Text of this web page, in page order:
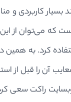
بسیار کاربردی و
که می‌توان از
کرد. به همین
آن را قبل از
راکت سعی